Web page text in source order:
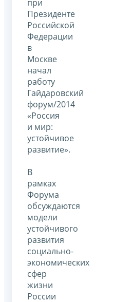
при
Президенте
Российской
Федерации
в
Москве
начал
работу
Гайдаровский
форум/2014
«Россия
и мир:
устойчивое
развитие».
В
рамках
Форума
обсуждаются
модели
устойчивого
развития
социально-
экономических
сфер
жизни
России